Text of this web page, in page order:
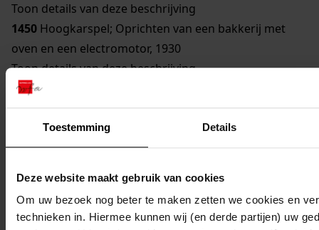
Toestemming Details
Deze website maakt gebruik van cookies
Om uw bezoek nog beter te maken zetten we cookies en
technieken in. Hiermee kunnen wij (en derde partijen) uw
Toon details van deze beschrijving
1450 Hoogkarspel; Oprichten van een bakkerij met
oven en een electromotor, 1930
Toon details van deze beschrijving
809Hoogkarspel; Uitbreiding van zuivelfabriek door
plaatsing van twee electromotoren van 3 en 1,5 pk,
Toon details van deze beschrijving
1425 Hoogkarspel; Oprichten van een pompstation